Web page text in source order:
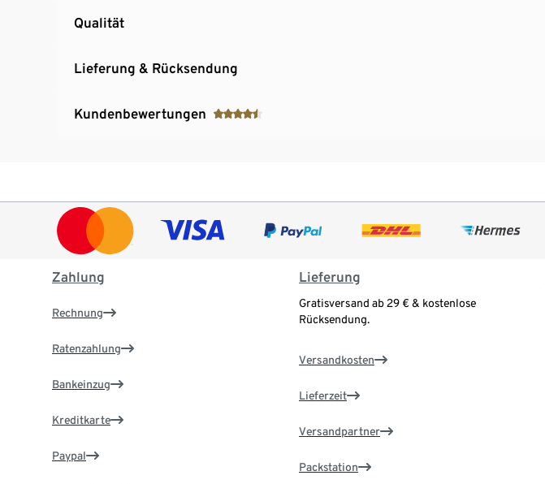
Qualität
Lieferung & Rücksendung
Kundenbewertungen
Zahlung
Rechnung
Ratenzahlung
Bankeinzug
Kreditkarte
Paypal
Lieferung
Gratisversand ab 29 € & kostenlose
Rücksendung.
Versandkosten
Lieferzeit
Versandpartner
Packstation